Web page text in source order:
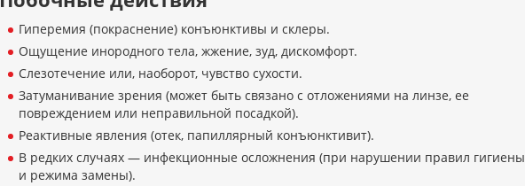
Гиперемия (покраснение) конъюнктивы и склеры.
Ощущение инородного тела, жжение, зуд, дискомфорт.
Слезотечение или, наоборот, чувство сухости.
Затуманивание зрения (может быть связано с отложениями на линзе, ее
повреждением или неправильной посадкой).
Реактивные явления (отек, папиллярный конъюнктивит).
В редких случаях — инфекционные осложнения (при нарушении правил гигиены
и режима замены).